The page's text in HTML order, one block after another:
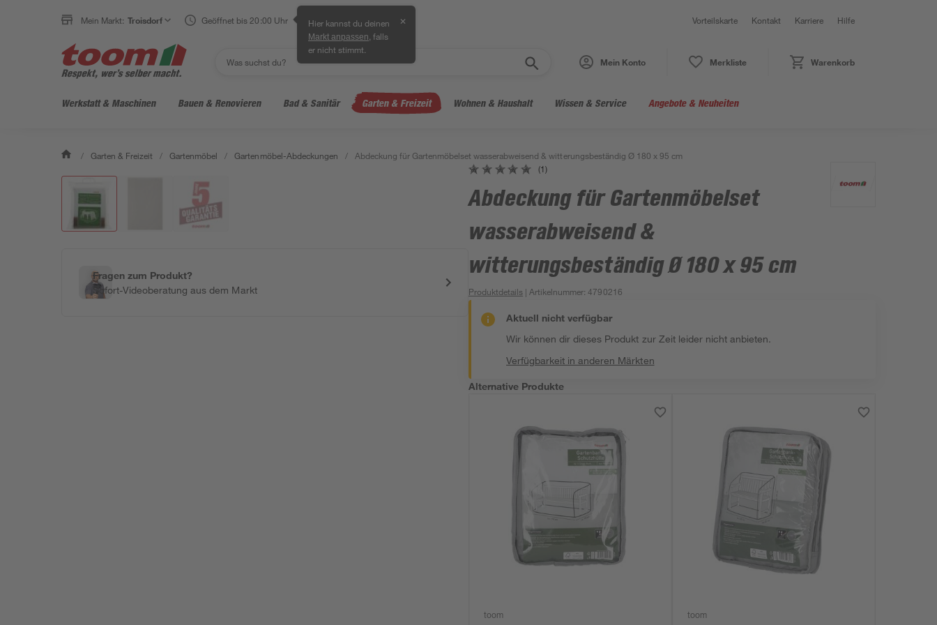
Mein Markt: Troisdorf Geöffnet bis 20:00 Uhr Hier kannst du deinen
Markt anpassen , falls
er nicht stimmt.
✕ Vorteilskarte Kontakt Karriere Hilfe
Mein Konto Merkliste Warenkorb
Werkstatt & Maschinen Bauen & Renovieren Bad & Sanitär Garten & Freizeit Wohnen & Haushalt Wissen & Service Angebote & Neuheiten
/ Garten & Freizeit / Gartenmöbel / Gartenmöbel-Abdeckungen / Abdeckung für Gartenmöbelset wasserabweisend & witterungsbeständig Ø 180 x 95 cm
Fragen zum Produkt?
Sofort-Videoberatung aus dem Markt
(1)
Abdeckung für Gartenmöbelset
wasserabweisend &
witterungsbeständig Ø 180 x 95 cm
Produktdetails | Artikelnummer:4790216
Aktuell nicht verfügbar
Wir können dir dieses Produkt zur Zeit leider nicht anbieten.
Verfügbarkeit in anderen Märkten
Alternative Produkte
toom toom